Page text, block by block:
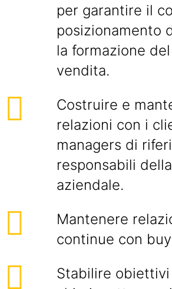
per garantire il
posizionamento
la formazione
vendita.
Costruire e
relazioni con i
managers di
responsabili
aziendale.
Mantenere
continue con
Stabilire